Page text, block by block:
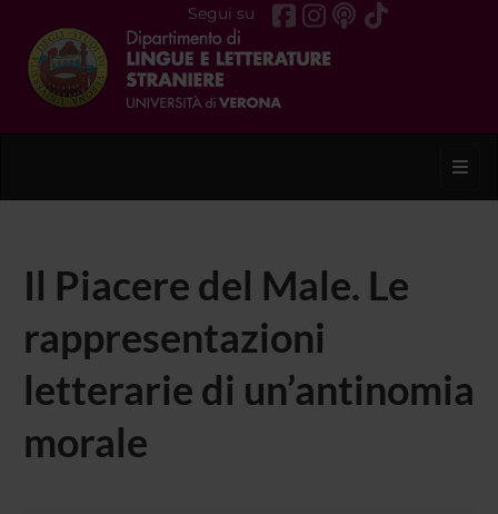
Segui su
Il Piacere del Male. Le
rappresentazioni
letterarie di un’antinomia
morale